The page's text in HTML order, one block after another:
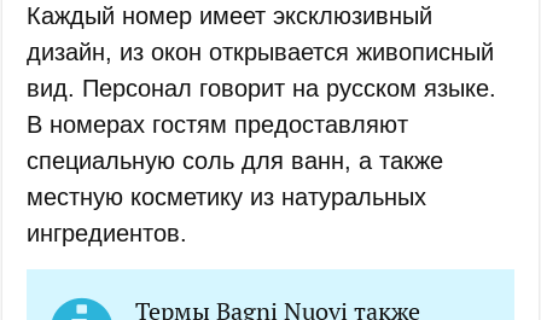
Каждый номер имеет эксклюзивный
дизайн, из окон открывается живописный
вид. Персонал говорит на русском языке.
В номерах гостям предоставляют
специальную соль для ванн, а также
местную косметику из натуральных
ингредиентов.
Термы Bagni Nuovi также